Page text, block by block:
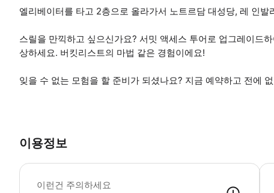
엘리베이터를 타고 2층으로 올라가서 노트르담 대성당, 레 인
스릴을 만끽하고 싶으신가요? 서밋 액세스 투어로 업그레이드
상하세요. 버킷리스트의 마법 같은 경험이에요!
잊을 수 없는 모험을 할 준비가 되셨나요? 지금 예약하고 전에
이용정보
이런건 주의하세요
*